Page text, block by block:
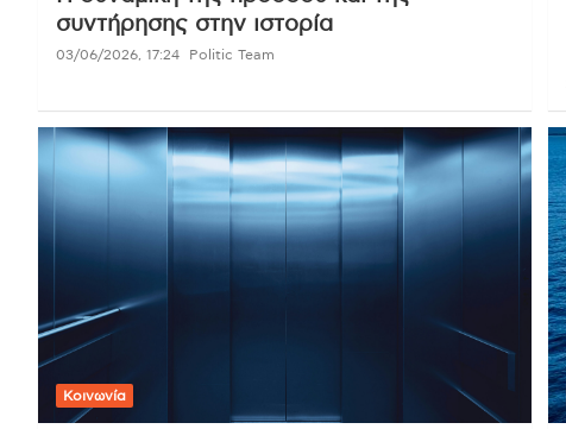
συντήρησης στην ιστορία
03/06/2026, 17:24 Politic Team
Κοινωνία